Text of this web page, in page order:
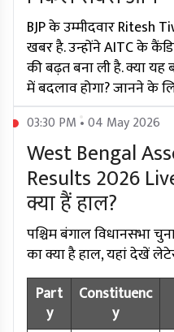
BJP के उम्मीदवार Ritesh
खबर है. उन्होंने AITC के
की बढ़त बना ली है. क्या यह
में बदलाव होगा? जानने के
03:30 PM • 04 May 2026
West Bengal
Results 2026
क्या हैं हाल?
पश्चिम बंगाल विधानसभा
का क्या है हाल, यहां देखें
Part
y
Constituenc
y